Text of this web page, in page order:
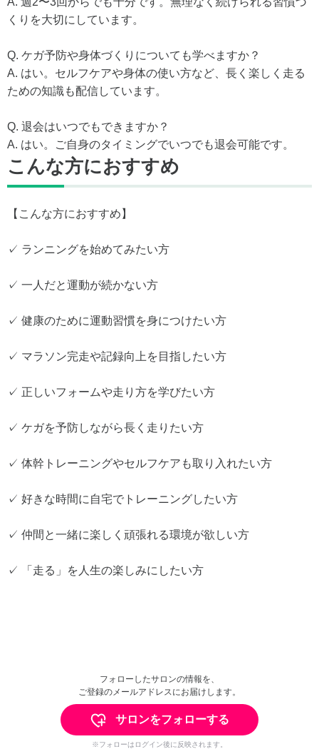
くりを大切にしています。
Q. ケガ予防や身体づくりについても学べますか？
A. はい。セルフケアや身体の使い方など、長く楽しく走る
ための知識も配信しています。
Q. 退会はいつでもできますか？
A. はい。ご自身のタイミングでいつでも退会可能です。
こんな方におすすめ
【こんな方におすすめ】
✓ ランニングを始めてみたい方
✓ 一人だと運動が続かない方
✓ 健康のために運動習慣を身につけたい方
✓ マラソン完走や記録向上を目指したい方
✓ 正しいフォームや走り方を学びたい方
✓ ケガを予防しながら長く走りたい方
✓ 体幹トレーニングやセルフケアも取り入れたい方
✓ 好きな時間に自宅でトレーニングしたい方
✓ 仲間と一緒に楽しく頑張れる環境が欲しい方
✓ 「走る」を人生の楽しみにしたい方
フォローしたサロンの情報を、
ご登録のメールアドレスにお届けします。
サロンをフォローする
※フォローはログイン後に反映されます。